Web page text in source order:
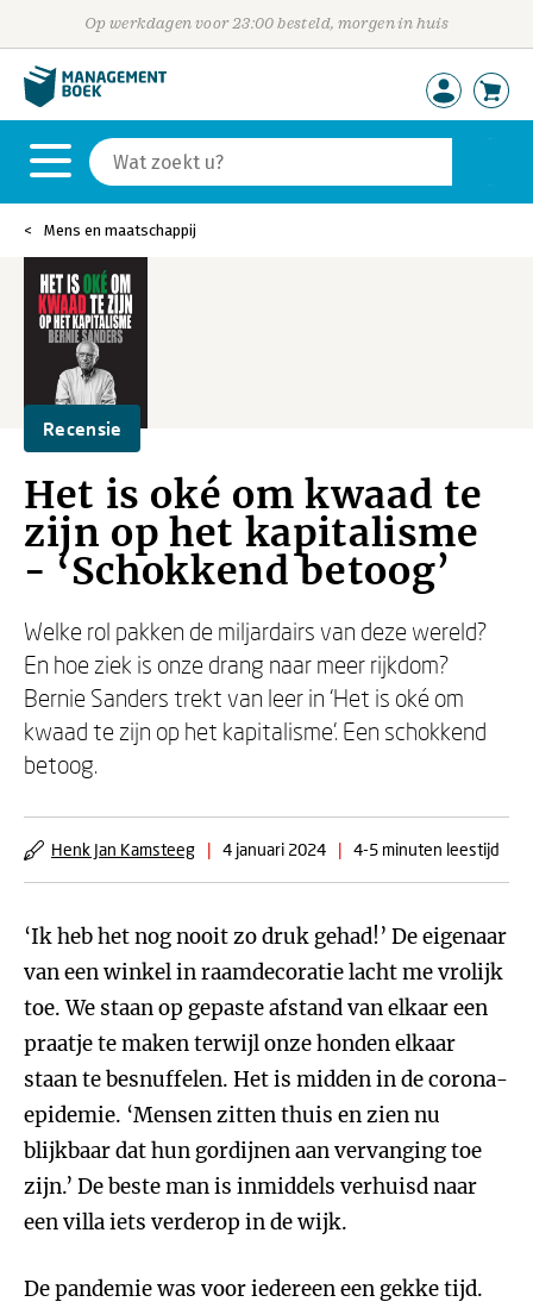
Op werkdagen voor 23:00 besteld, morgen in huis
Mens en maatschappij
Recensie
Het is oké om kwaad te
zijn op het kapitalisme
- ‘Schokkend betoog’
Welke rol pakken de miljardairs van deze wereld?
En hoe ziek is onze drang naar meer rijkdom?
Bernie Sanders trekt van leer in ‘Het is oké om
kwaad te zijn op het kapitalisme’. Een schokkend
betoog.
Henk Jan Kamsteeg | 4 januari 2024 | 4-5 minuten leestijd
‘Ik heb het nog nooit zo druk gehad!’ De eigenaar
van een winkel in raamdecoratie lacht me vrolijk
toe. We staan op gepaste afstand van elkaar een
praatje te maken terwijl onze honden elkaar
staan te besnuffelen. Het is midden in de corona-
epidemie. ‘Mensen zitten thuis en zien nu
blijkbaar dat hun gordijnen aan vervanging toe
zijn.’ De beste man is inmiddels verhuisd naar
een villa iets verderop in de wijk.
De pandemie was voor iedereen een gekke tijd.